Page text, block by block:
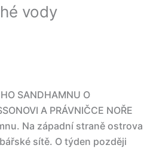
vody
SANDHAMNU O
A PRÁVNIČCE NOŘE
Na západní straně ostrova
sítě. O týden později